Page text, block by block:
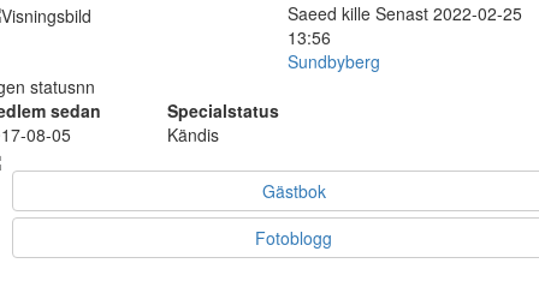
Saeed kille Senast 2022-02-25
13:56
Sundbyberg
statusnn
sedan
Specialstatus
08-05
Kändis
Gästbok
Fotoblogg